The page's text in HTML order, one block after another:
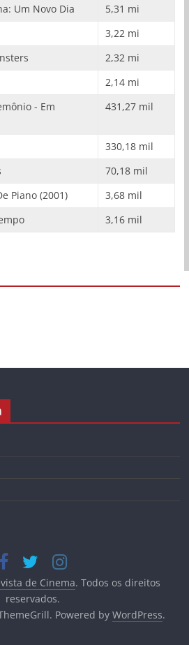
Um Novo Dia
5,31 mi
3,22 mi
2,32 mi
2,14 mi
- Em
431,27 mil
330,18 mil
70,18 mil
Piano (2001)
3,68 mil
3,16 mil
de Cinema. Todos os direitos
reservados.
Powered by WordPress.